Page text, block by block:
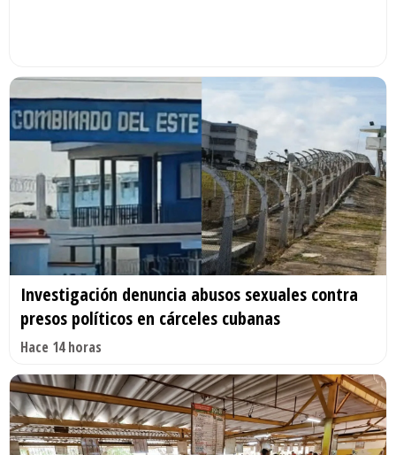
Investigación denuncia abusos sexuales contra
presos políticos en cárceles cubanas
Hace 14 horas